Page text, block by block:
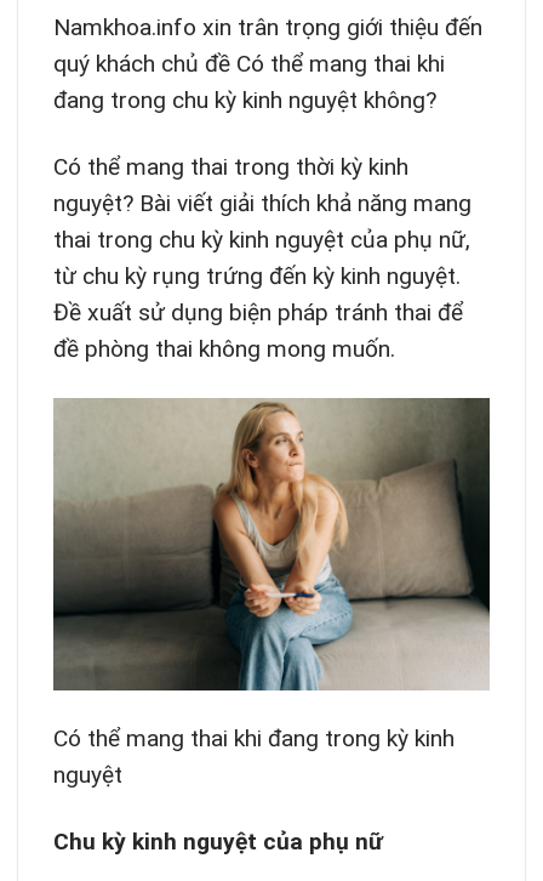
Namkhoa.info xin trân trọng giới thiệu đến
quý khách chủ đề Có thể mang thai khi
đang trong chu kỳ kinh nguyệt không?
Có thể mang thai trong thời kỳ kinh
nguyệt? Bài viết giải thích khả năng mang
thai trong chu kỳ kinh nguyệt của phụ nữ,
từ chu kỳ rụng trứng đến kỳ kinh nguyệt.
Đề xuất sử dụng biện pháp tránh thai để
đề phòng thai không mong muốn.
Có thể mang thai khi đang trong kỳ kinh
nguyệt
Chu kỳ kinh nguyệt của phụ nữ